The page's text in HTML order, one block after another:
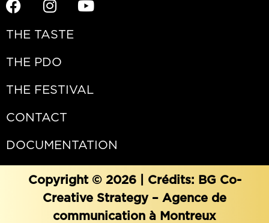
THE TASTE
THE PDO
THE FESTIVAL
CONTACT
DOCUMENTATION
Copyright © 2026 | Crédits: BG Co-
Creative Strategy – Agence de
communication à Montreux